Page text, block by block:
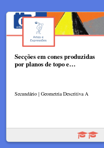
Secções em cones produzidas
por planos de topo e…
Secundário | Geometria Descritiva A